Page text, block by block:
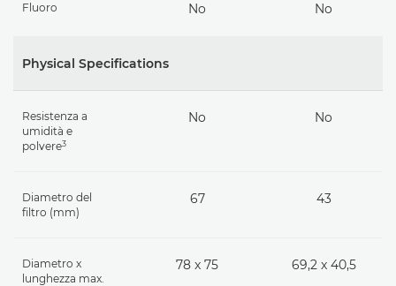
Fluoro No No
Physical Specifications
Resistenza a
umidità e
polvere3
No No
Diametro del
filtro (mm)
67 43
Diametro x
lunghezza max.
78 x 75 69,2 x 40,5